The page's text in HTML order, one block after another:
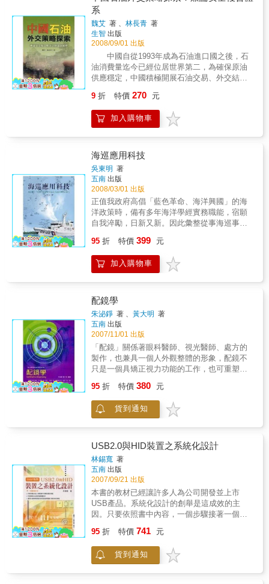
例及自行研發之分類、不可分辨關 係、依賴
度、約簡及核的Matlab 工具箱，以供讀者能做
一實地的練習及驗證結果之用。
系
魏艾 著 、林長青 著
生智 出版
2008/09/01 出版
中國自從1993年成為石油進口國之後，石
油消費量迄今已經位居世界第二，為確保原油
供應穩定，中國積極開展石油交易、外交結
到非洲、從中東到亞太，中國的經濟及軍事實
力已構成歐美國家掌控地緣優勢巨大的挑戰。
東海油田爭奪、麻六甲海峽安全、西伯利亞開
題表面上看似毫無關聯，但其實都可以從中國
石油外交策略中釐清脈絡。鑑於坊間論著對於
上述議題缺乏整合性的分析架構，因此作者針
對中國依賴進口石油所牽動的外交政策轉變，
提出以中國為核心，向外與產油國利益結合所
形塑的安全複合體系，同時整合地緣政治觀點
分析體系潛在問題，試圖以全新的理論架構作
為回應。 本書所提出的石油外交安全複合
體系概念，從中國追求國家發展之整體戰略，
因應產油國政治風險和運輸路線風險，並同時
處理美國、日本及俄羅斯既競爭又合作的微妙
態勢。對於中國未來石油安全與全球石油供應
議題，本書將根據現有理論架構，提出明確的
趨勢預測，便於後繼研究者更有系統地檢驗相
關問題。
9 折 特價 270 元
加入購物車
海巡應用科技
吳東明 著
五南 出版
2008/03/01 出版
正值我政府高倡「藍色革命、海洋興國」的海
洋政策時，備有多年海洋學經實務職能，宿願
自我淬勵，日新又新。因此彙整從事海巡事務
書內容概有說明港口國管制制度的設置宗旨及
工作目標，相較於國際社會在港口國管制制度
的蓬勃發展，對於我國海事安全及環境保育等
衛保安、犯罪偵查、海難搜救、油污防治、航
行安全及環境保育等執法要務。謹以美國海岸
防衛隊為見賢思齊借鏡，期能為我國海域巡防
及執法等事務規畫，提供建言，審慎研析我國
現存組織功能問題，或為我國海岸巡防署組織
功能規畫參考。 本書提供印度政府所制定的海
域法，賦予該國家專屬經濟區水域的經驗，介
紹其海岸防衛隊的現有組織、海巡艦艇及航空
器等現況，及其海域監控科技發展趨勢及科技
歐盟新船型的設計概念誕生擴充應用其現有海
軍系統功能的貨櫃化及標準化等理念，裝載各
式艦載裝備等，以達到滿足快速更換武器及應
勤裝備等需求。最後，探討美國海岸防衛隊如
何著手應用科技設備採購，說明整合海岸防衛
隊設備系統，並且定義該系統如何作出提議解
決方案，進而提供我海岸巡防機關未來前瞻二○
年發展計畫所需建置各式功能船艦時，船務技
術人員有所參考應用。
95 折 特價 399 元
加入購物車
配鏡學
朱泌錚 著 、黃大明 著
五南 出版
2007/11/01 出版
「配鏡」關係著眼科醫師、視光醫師、處方的
製作，也兼具一個人外觀整體的形象，配鏡不
只是一個具矯正視力功能的工作，也可重塑造
「配鏡學」為視光教育中的核心科目，而環顧
國內視光專業書籍菁蕪紛雜，業者自我進修管
道缺乏；於此，作者以從業三十年資深先進，
見解。本書內容包括第一章生理、第二章光
學、第三章儀器、第四章鏡框以及第五章鏡
片，涵蓋「配鏡學」的 基礎與所有重要項目；
第六章在試題與解說中，附上測試題目以供讀
者進行自我檢測。因此，此書對視光系科的在
學學生或是視光從業人員而言，其價值是不容
置疑 的；對於精進的配鏡專業技術，也將有極
大的助益。
95 折 特價 380 元
貨到通知
USB2.0與HID裝置之系統化設計
林錫寬 著
五南 出版
2007/09/21 出版
本書的教材已經讓許多人為公司開發並上市
USB產品。系統化設計的創舉是這成效的主
因。只要依照書中內容，一個步驟接著一個步
置。以多媒體鍵盤當作樣板，再藉由書中四個
裝置設計練習就可以熟練系統化設計技巧和瞭
解市售真實USB裝置的原理。尤其最後一個雙
95 折 特價 741 元
貨到通知